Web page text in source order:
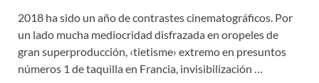
2018 ha sido un año de contrastes cinematográficos. Por
un lado mucha mediocridad disfrazada en oropeles de
gran superproducción, ‹tietisme› extremo en presuntos
números 1 de taquilla en Francia, invisibilización …